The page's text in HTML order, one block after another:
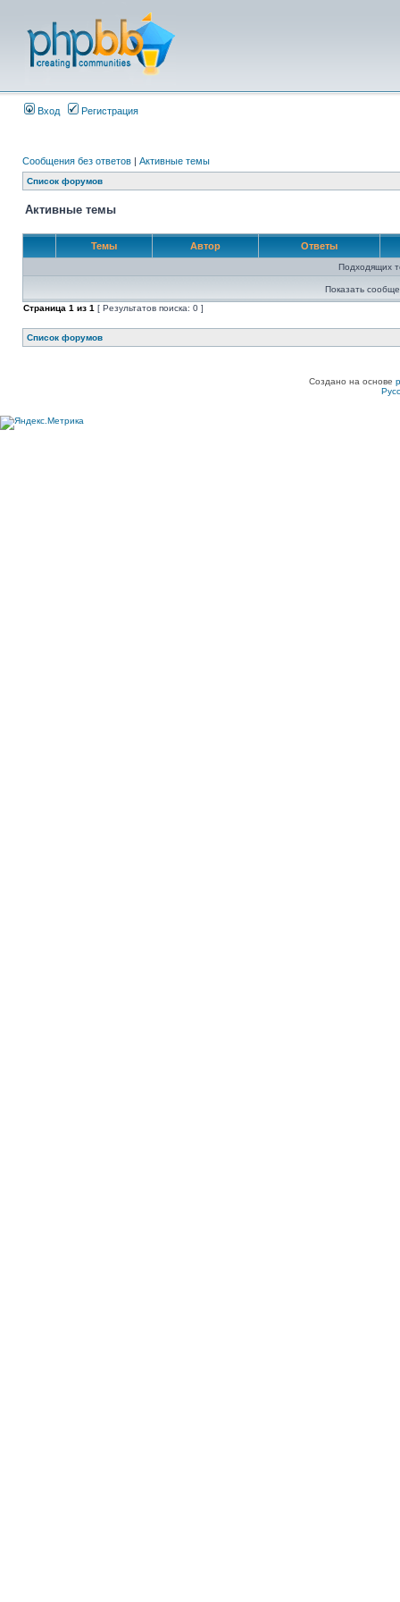
Вход Регистрация
Сообщения без ответов | Активные темы
Список форумов
Активные темы
Темы Автор Ответы
Подходящих
Показать
Страница 1 из 1 [ Результатов поиска: 0 ]
Список форумов
Создано на основе